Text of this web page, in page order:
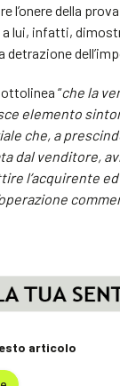
l’onere della
lui, infatti,
“che la
elemento
che, a
dal venditore,
l’acquirente
articolo